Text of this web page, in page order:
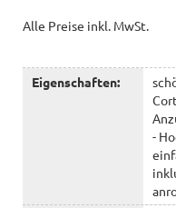
Alle Preise inkl. MwSt.
Eigenschaften:
-